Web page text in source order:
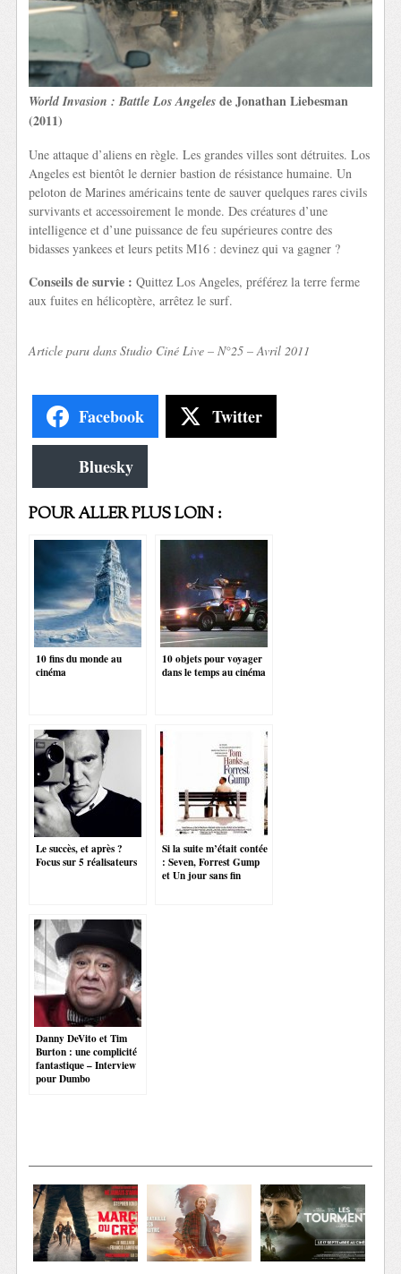
World Invasion : Battle Los Angeles de Jonathan Liebesman
(2011)
Une attaque d’aliens en règle. Les grandes villes sont détruites. Los
Angeles est bientôt le dernier bastion de résistance humaine. Un
peloton de Marines américains tente de sauver quelques rares civils
survivants et accessoirement le monde. Des créatures d’une
intelligence et d’une puissance de feu supérieures contre des
bidasses yankees et leurs petits M16 : devinez qui va gagner ?
Conseils de survie : Quittez Los Angeles, préférez la terre ferme
aux fuites en hélicoptère, arrêtez le surf.
Article paru dans Studio Ciné Live – N°25 – Avril 2011
Facebook Twitter
Bluesky
POUR ALLER PLUS LOIN :
10 fins du monde au
cinéma
10 objets pour voyager
dans le temps au cinéma
Le succès, et après ?
Focus sur 5 réalisateurs
Si la suite m’était contée
: Seven, Forrest Gump
et Un jour sans fin
Danny DeVito et Tim
Burton : une complicité
fantastique – Interview
pour Dumbo